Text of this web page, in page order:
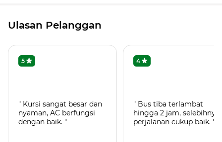
Ulasan Pelanggan
5
" Kursi sangat besar dan
nyaman, AC berfungsi
dengan baik. "
4
" Bus tiba terlambat
hingga 2 jam, selebihnya
perjalanan cukup baik. "